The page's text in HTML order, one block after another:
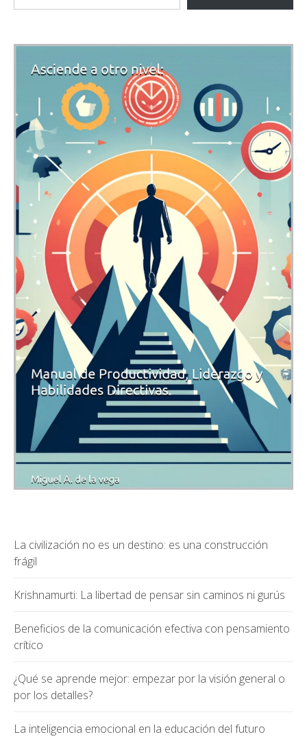
La civilización no es un destino: es una construcción
frágil
Krishnamurti: La libertad de pensar sin caminos ni gurús
Beneficios de la comunicación efectiva con pensamiento
crítico
¿Qué se aprende mejor: empezar por la visión general o
por los detalles?
La inteligencia emocional en la educación del futuro